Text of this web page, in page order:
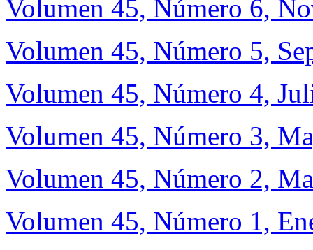
Volumen 45, Número 6,
Volumen 45, Número 5,
Volumen 45, Número 4,
Volumen 45, Número 3,
Volumen 45, Número 2,
Volumen 45, Número 1,